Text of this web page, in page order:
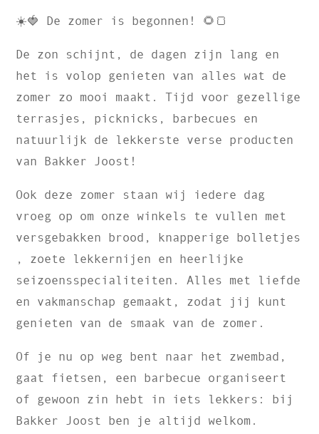
☀️🍓 De zomer is begonnen! 🌻🍞
De zon schijnt, de dagen zijn lang en
het is volop genieten van alles wat de
zomer zo mooi maakt. Tijd voor gezellige
terrasjes, picknicks, barbecues en
natuurlijk de lekkerste verse producten
van Bakker Joost!
Ook deze zomer staan wij iedere dag
vroeg op om onze winkels te vullen met
versgebakken brood, knapperige bolletjes
, zoete lekkernijen en heerlijke
seizoensspecialiteiten. Alles met liefde
en vakmanschap gemaakt, zodat jij kunt
genieten van de smaak van de zomer.
Of je nu op weg bent naar het zwembad,
gaat fietsen, een barbecue organiseert
of gewoon zin hebt in iets lekkers: bij
Bakker Joost ben je altijd welkom.